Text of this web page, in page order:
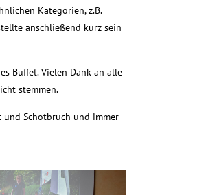
Kategorien, z.B.
anschließend kurz sein
Buffet. Vielen Dank an alle
stemmen.
Schotbruch und immer